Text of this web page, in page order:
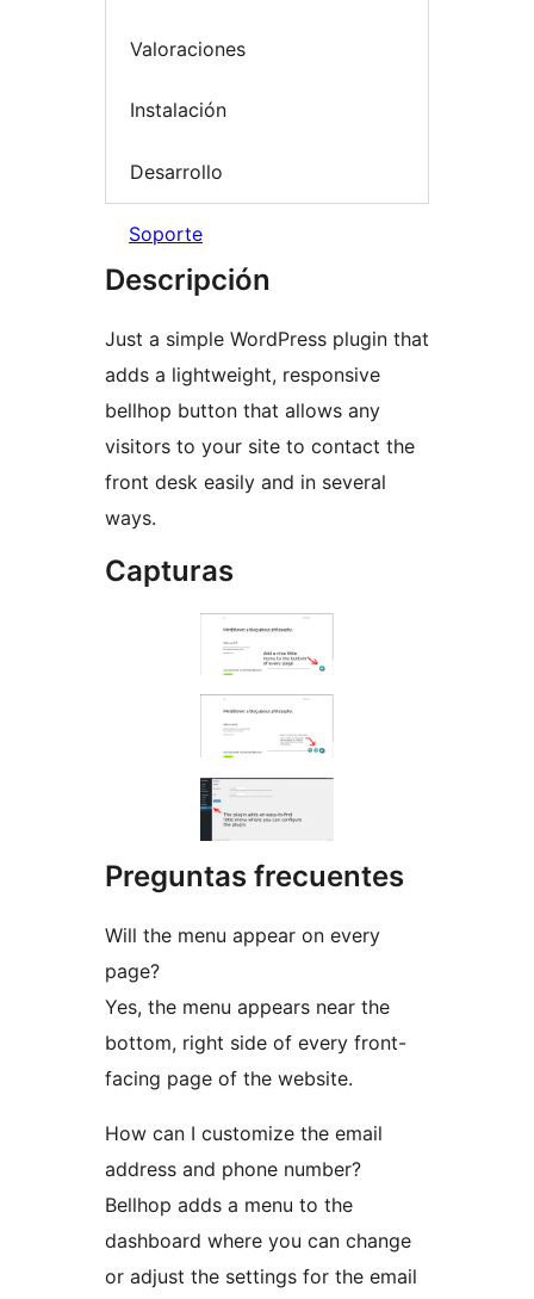
Valoraciones
Instalación
Desarrollo
Soporte
Descripción
Just a simple WordPress plugin that
adds a lightweight, responsive
bellhop button that allows any
visitors to your site to contact the
front desk easily and in several
ways.
Capturas
Preguntas frecuentes
Will the menu appear on every
page?
Yes, the menu appears near the
bottom, right side of every front-
facing page of the website.
How can I customize the email
address and phone number?
Bellhop adds a menu to the
dashboard where you can change
or adjust the settings for the email